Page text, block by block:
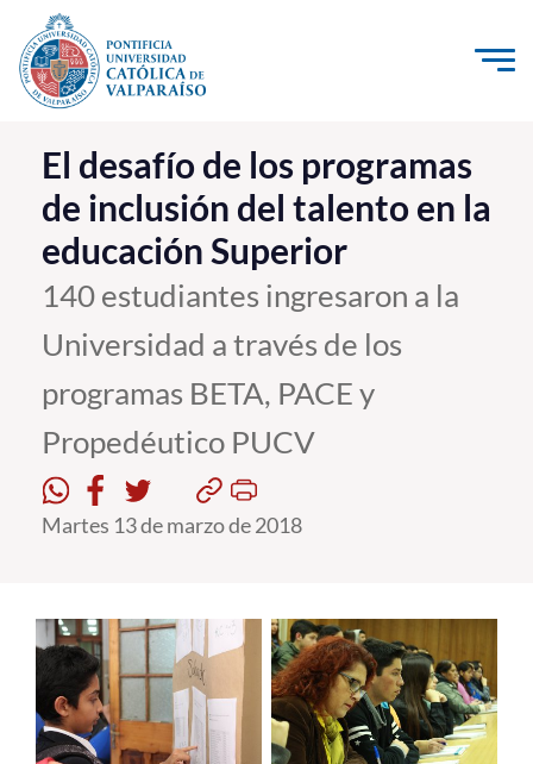
Click acá para ir directamente al contenido
La Universidad
Investigación, Creación e Innovación
PUCV Internacional
Vinculación con el Medio
Postgrado
Formación Continua
Académicos
Funcionarios
Alumni
El desafío de los programas
de inclusión del talento en la
educación Superior
140 estudiantes ingresaron a la
Universidad a través de los
programas BETA, PACE y
Propedéutico PUCV
Martes 13 de marzo de 2018